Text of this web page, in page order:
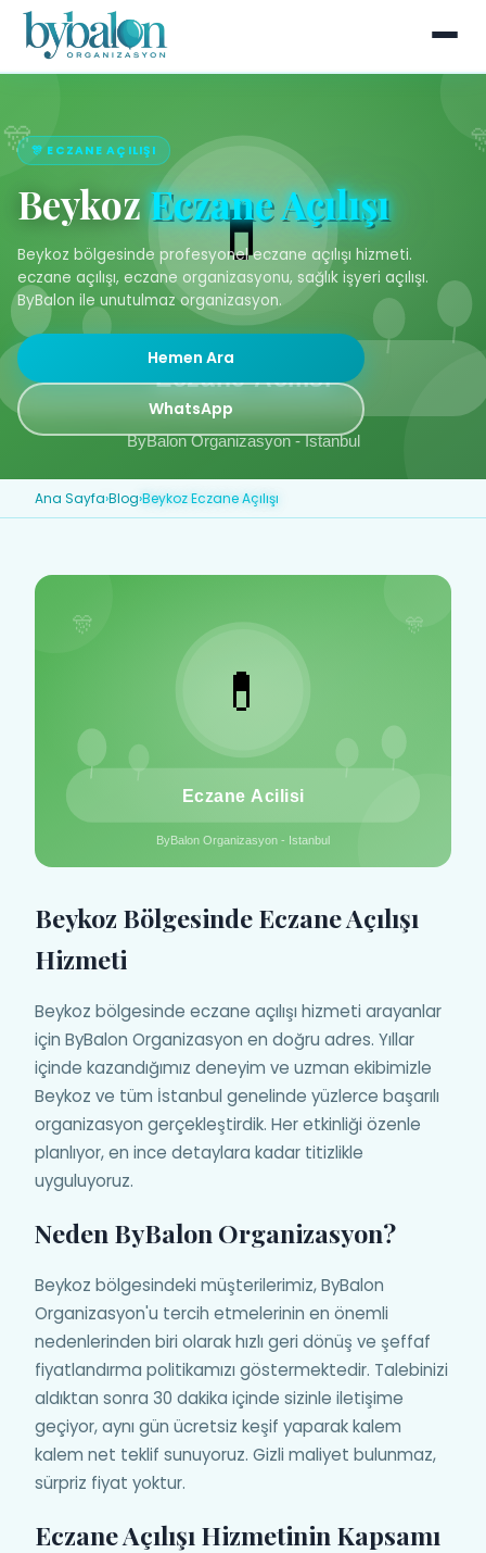
🎊 ECZANE AÇILIŞI
BeykozEczane Açılışı
Beykoz bölgesinde profesyonel eczane açılışı hizmeti.
eczane açılışı, eczane organizasyonu, sağlık işyeri açılışı.
ByBalon ile unutulmaz organizasyon.
Hemen Ara
WhatsApp
Ana Sayfa›Blog›Beykoz Eczane Açılışı
Beykoz Bölgesinde Eczane Açılışı
Hizmeti
Beykoz bölgesinde eczane açılışı hizmeti arayanlar
için ByBalon Organizasyon en doğru adres. Yıllar
içinde kazandığımız deneyim ve uzman ekibimizle
Beykoz ve tüm İstanbul genelinde yüzlerce başarılı
organizasyon gerçekleştirdik. Her etkinliği özenle
planlıyor, en ince detaylara kadar titizlikle
uyguluyoruz.
Neden ByBalon Organizasyon?
Beykoz bölgesindeki müşterilerimiz, ByBalon
Organizasyon'u tercih etmelerinin en önemli
nedenlerinden biri olarak hızlı geri dönüş ve şeffaf
fiyatlandırma politikamızı göstermektedir. Talebinizi
aldıktan sonra 30 dakika içinde sizinle iletişime
geçiyor, aynı gün ücretsiz keşif yaparak kalem
kalem net teklif sunuyoruz. Gizli maliyet bulunmaz,
sürpriz fiyat yoktur.
Eczane Açılışı Hizmetinin Kapsamı